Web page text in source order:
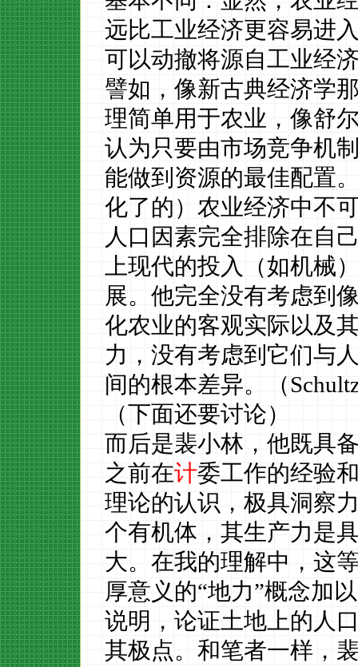
远比工业经济更容易进
可以动撤将源自工业经
譬如，像新古典经济学
理简单用于农业，像舒
认为只要由市场竞争机
能做到资源的最佳配置
化了的）农业经济中不
人口因素完全排除在自
上现代的投入（如机械
展。他完全没有考虑到
化农业的客观实际以及
力，没有考虑到它们与
间的根本差异。（
（下面还要讨论）
而后是裴小林，他既具
之前在计委工作的经验
理论的认识，极具洞察
个有机体，其生产力是
大。在我的理解中，这
厚意义的“地力”概念加
说明，论证土地上的人
其极点。和笔者一样，